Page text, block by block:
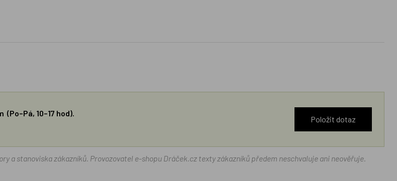
10–17 hod).
Položit dotaz
a stanoviska zákazníků. Provozovatel e-shopu Dráček.cz texty zákazníků předem neschvaluje ani neověřuje.